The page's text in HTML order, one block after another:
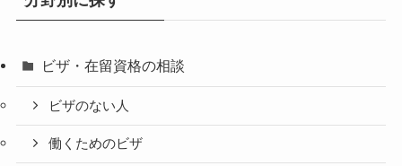
ビザ・在留資格の相談
ビザのない人
働くためのビザ